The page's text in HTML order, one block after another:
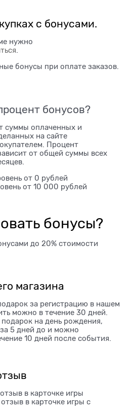
с бонусами.
нужно
бонусы при оплате заказов.
бонусов?
суммы оплаченных и
на сайте
Процент
от общей суммы всех
от 0 рублей
от 10 000 рублей
бонусы?
до 20% стоимости
магазина
за регистрацию в нашем
можно в течение 30 дней.
подарок на день рождения,
5 дней до и можно
10 дней после события.
в карточке игры
в карточке игры с